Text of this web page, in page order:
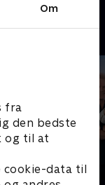
Om
fra
den bedste
og til at
cookie-data til